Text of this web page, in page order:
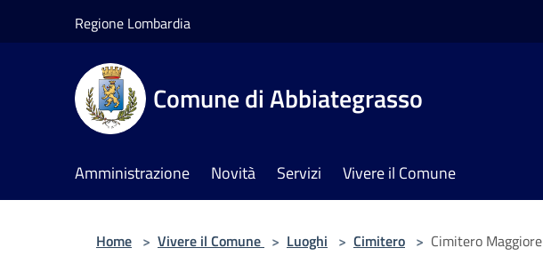
Regione Lombardia
Comune di Abbiategrasso
Amministrazione Novità Servizi Vivere il Comune
Home > Vivere il Comune > Luoghi > Cimitero > Cimitero Maggiore